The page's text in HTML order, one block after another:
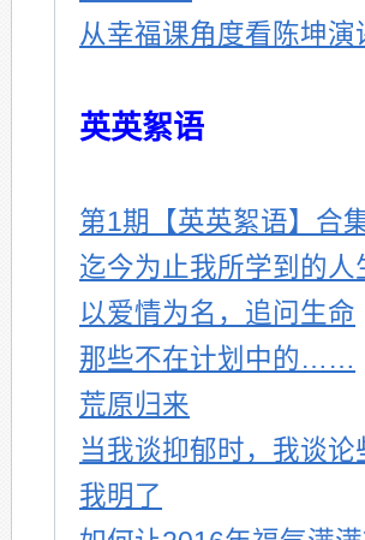
从幸福课角度看陈坤
英英絮语
第1期【英英絮语】合
迄今为止我所学到的人
以爱情为名，追问生命
那些不在计划中的……
荒原归来
当我谈抑郁时，我谈论
我明了